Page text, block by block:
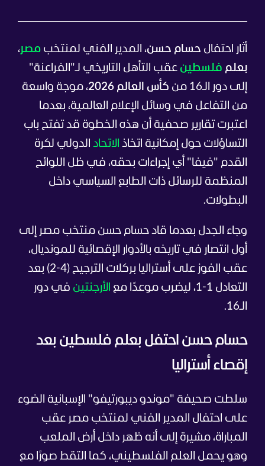
أثار احتفال حسام حسن، المدير الفني لمنتخب مصر،
بعلم فلسطين عقب التأهل التاريخي لـ"الفراعنة"
إلى دور الـ16 من
كأس العالم 2026
، موجة واسعة
من التفاعل في وسائل الإعلام العالمية، بعدما
اعتبرت تقارير صحفية أن هذه الخطوة قد تفتح باب
التساؤلات حول إمكانية اتخاذ الاتحاد الدولي لكرة
القدم "فيفا" أي إجراءات بحقه، في ظل اللوائح
المنظمة للرسائل ذات الطابع السياسي داخل
البطولات.
وجاء الجدل بعدما قاد حسام حسن منتخب مصر إلى
أول انتصار في تاريخه بالأدوار الإقصائية للمونديال،
عقب الفوز على أستراليا بركلات الترجيح (4-2) بعد
التعادل 1-1، ليضرب موعدًا مع
الأرجنتين في دور
الـ16.
حسام حسن احتفل بعلم فلسطين بعد
إقصاء أستراليا
سلطت صحيفة "موندو ديبورتيفو" الإسبانية الضوء
على احتفال المدير الفني لمنتخب مصر عقب
المباراة، مشيرة إلى أنه ظهر داخل أرض الملعب
وهو يحمل العلم الفلسطيني، كما التقط صورًا مع